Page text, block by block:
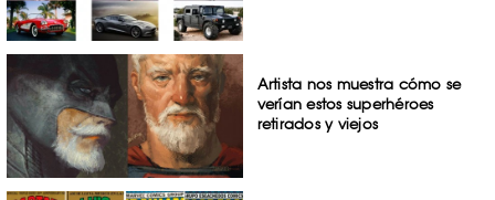
Artista nos muestra cómo se
verían estos superhéroes
retirados y viejos